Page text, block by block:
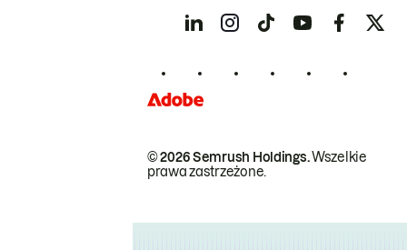
© 2026 Semrush Holdings.Wszelkie
prawa zastrzeżone.